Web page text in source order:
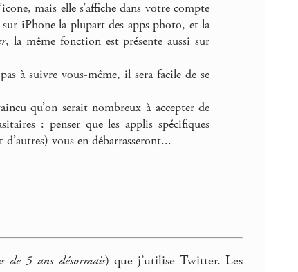
mais elle s’affiche dans votre compte
iPhone la plupart des apps photo, et la
, la même fonction est présente aussi sur
à suivre vous-même, il sera facile de se
qu’on serait nombreux à accepter de
: penser que les applis spécifiques
vous en débarrasseront...
5 ans désormais) que j’utilise Twitter. Les